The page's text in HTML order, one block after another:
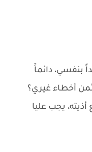
بنفسي، دائماََ
أخطاء غيري؟
يجب عليا